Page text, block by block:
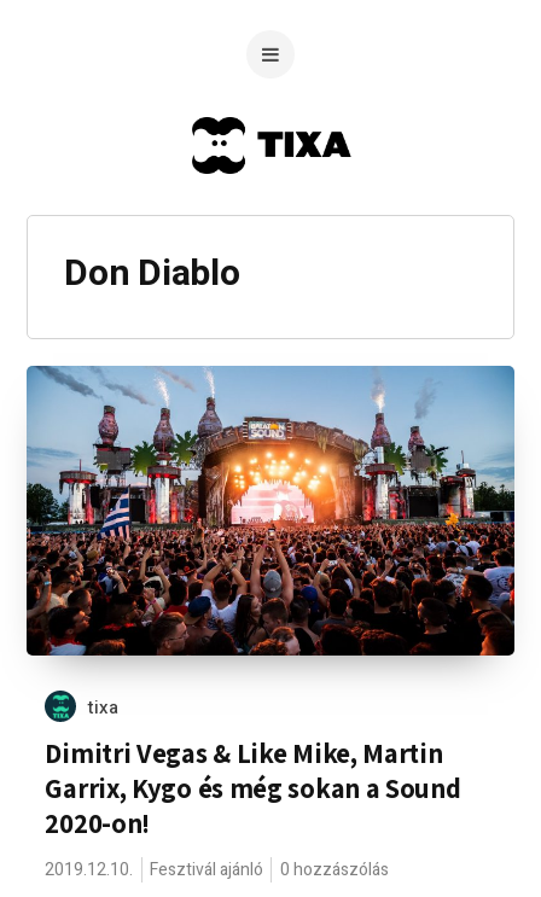
Don Diablo
tixa
Dimitri Vegas & Like Mike, Martin
Garrix, Kygo és még sokan a Sound
2020-on!
2019.12.10. Fesztivál ajánló 0 hozzászólás